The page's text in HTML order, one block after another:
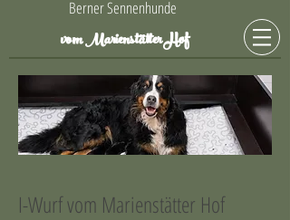
Berner Sennenhunde
vom MarienstätterHof
I-Wurf vom Marienstätter Hof